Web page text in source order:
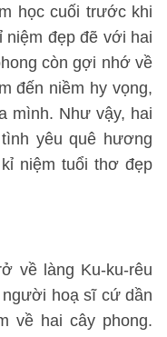
học cuối trước khi
niệm đẹp đẽ với hai
còn gợi nhớ về
đến niềm hy vọng,
mình. Như vậy, hai
yêu quê hương
niệm tuổi thơ đẹp
về làng Ku-ku-rêu
hoạ sĩ cứ dần
về hai cây phong.